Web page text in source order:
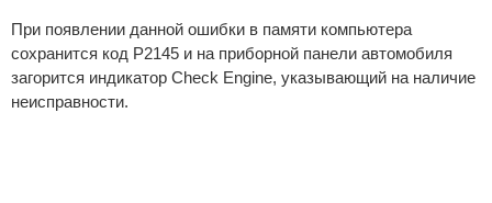
При появлении данной ошибки в памяти компьютера
сохранится код P2145 и на приборной панели автомобиля
загорится индикатор Check Engine, указывающий на наличие
неисправности.